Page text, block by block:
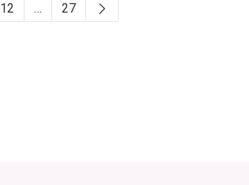
12 … 27